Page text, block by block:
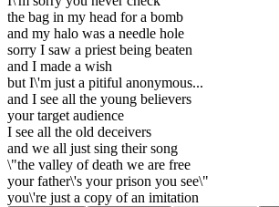
the bag in my head for a bomb
and my halo was a needle hole
sorry I saw a priest being beaten
and I made a wish
but I\'m just a pitiful anonymous...
and I see all the young believers
your target audience
I see all the old deceivers
and we all just sing their song
\"the valley of death we are free
your father\'s your prison you see\"
you\'re just a copy of an imitation